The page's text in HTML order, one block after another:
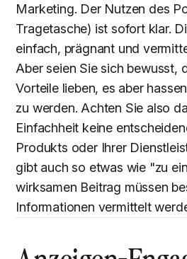
Marketing. Der Nutzen des
Tragetasche) ist sofort klar.
einfach, prägnant und
Aber seien Sie sich bewusst,
Vorteile lieben, es aber
zu werden. Achten Sie also
Einfachheit keine
Produkts oder Ihrer
gibt auch so etwas wie "zu
wirksamen Beitrag müssen
Informationen vermittelt